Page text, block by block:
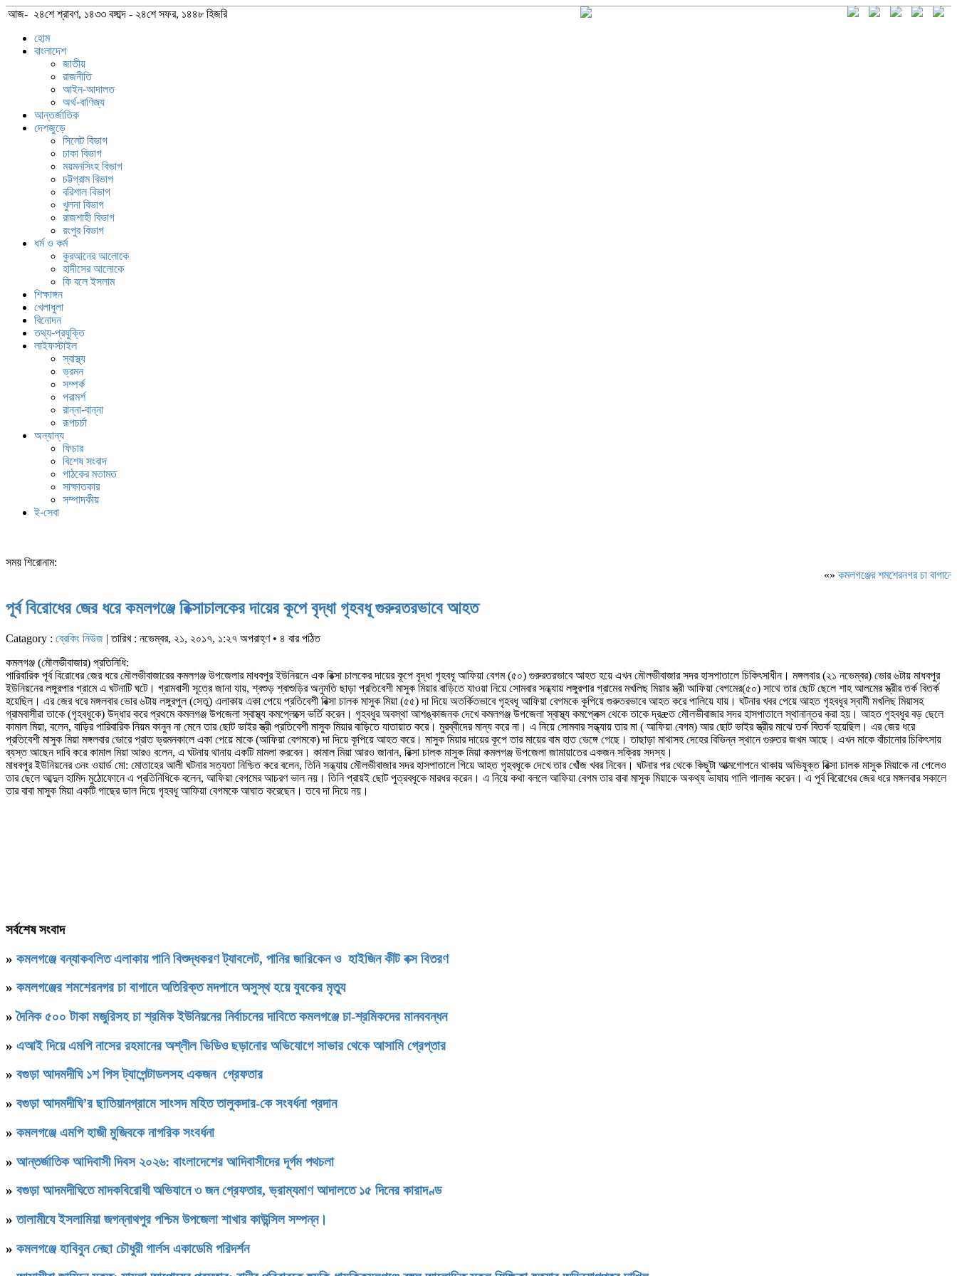
আজ- ২৪শে শ্রাবণ, ১৪৩৩ বঙ্গাব্দ - ২৪শে সফর, ১৪৪৮ হিজরি
হোম
বাংলাদেশ
জাতীয়
রাজনীতি
আইন-আদালত
অর্থ-বাণিজ্য
আন্তর্জাতিক
দেশজুড়ে
সিলেট বিভাগ
ঢাকা বিভাগ
ময়মনসিংহ বিভাগ
চট্টগ্রাম বিভাগ
বরিশাল বিভাগ
খুলনা বিভাগ
রাজশাহী বিভাগ
রংপুর বিভাগ
ধর্ম ও কর্ম
কুরআনের আলোকে
হাদীসের আলোকে
কি বলে ইসলাম
শিক্ষাঙ্গন
খেলাধুলা
বিনোদন
তথ্য-প্রযুক্তি
লাইফস্টাইল
স্বাস্থ্য
ভ্রমন
সম্পর্ক
পরামর্শ
রান্না-বান্না
রূপচর্চা
অন্যান্য
ফিচার
বিশেষ সংবাদ
পাঠকের মতামত
সাক্ষাতকার
সম্পাদকীয়
ই-সেবা
সময় শিরোনাম:
কমলগঞ্জের শমশেরনগর চা বাগানে
পূর্ব বিরোধের জের ধরে কমলগঞ্জে রিক্সাচালকের দায়ের কূপে বৃদ্ধা গৃহবধূ গুরুরতরভাবে আহত
Catagory : ব্রেকিং নিউজ | তারিখ : নভেম্বর, ২১, ২০১৭, ১:২৭ অপরাহ্ণ • ৪ বার পঠিত
কমলগঞ্জ (মৌলভীবাজার) প্রতিনিধি:
পারিবারিক পূর্ব বিরোধের জের ধরে মৌলভীবাজারের কমলগঞ্জ উপজেলার মাধবপুর ইউনিয়নে এক রিক্সা চালকের দায়ের কূপে বৃদ্ধা গৃহবধূ আফিয়া বেগম (৫০) গুরুরতরভাবে আহত হয়ে এখন মৌলভীবাজার সদর হাসপাতালে চিকিৎসাধীন। মঙ্গলবার (২১ নভেম্বর) ভোর ৬টায় মাধবপুর
ইউনিয়নের লঙ্গুরপার গ্রামে এ ঘটনাটি ঘটে। গ্রামবাসী সূত্রে জানা যায়, শ্বশুড় শ্বাশুড়ির অনুমতি ছাড়া প্রতিবেশী মাসুক মিয়ার বাড়িতে যাওয়া নিয়ে সোমবার সন্ধ্যায় লঙ্গুরপার গ্রামের মখলিছ মিয়ার স্ত্রী আফিয়া বেগমের(৫০) সাথে তার ছোট ছেলে শাহ আলমের স্ত্রীর তর্ক বিতর্ক
হয়েছিল। এর জের ধরে মঙ্গলবার ভোর ৬টায় লঙ্গুরপুল (সেতু) এলাকায় একা পেয়ে প্রতিবেশী রিক্সা চালক মাসুক মিয়া (৫৫) দা দিয়ে অতর্কিতভাবে গৃহবধূ আফিয়া বেগমকে কূপিয়ে গুরুতরভাবে আহত করে পালিয়ে যায়। ঘটনার খবর পেয়ে আহত গৃহবধূর স্বামী মখলিছ মিয়াসহ
গ্রামবাসীরা তাকে (গৃহবধূকে) উদ্ধার করে প্রথমে কমলগঞ্জ উপজেলা স্বাস্থ্য কমপ্লেক্সে ভর্তি করেন। গৃহবধূর অবস্থা আশঙ্কাজনক দেখে কমলগঞ্জ উপজেলা স্বাস্থ্য কমপ্লেক্স থেকে তাকে দ্রæত মৌলভীবাজার সদর হাসপাতালে স্থানান্তর করা হয়। আহত গৃহবধূর বড় ছেলে
কামাল মিয়া, বলেন, বাড়ির পারিবারিক নিয়ম কানুন না মেনে তার ছোট ভাইর স্ত্রী প্রতিবেশী মাসুক মিয়ার বাড়িতে যাতায়াত করে। মুরব্বীদের মান্য করে না। এ নিয়ে সোমবার সন্ধ্যায় তার মা ( আফিয়া বেগম) আর ছোট ভাইর স্ত্রীর মাঝে তর্ক বিতর্ক হয়েছিল। এর জের ধরে
প্রতিবেশী মাসুক মিয়া মঙ্গলবার ভোরে প্রাত ভ্রমনকালে একা পেয়ে মাকে (আফিয়া বেগমকে) দা দিয়ে কূপিয়ে আহত করে। মাসুক মিয়ার দায়ের কূপে তার মায়ের বাম হাত ভেঙ্গে গেছে। তাছাড়া মাথাসহ দেহের বিভিন্ন স্থানে গুরুতর জখম আছে। এখন মাকে বাঁচানোর চিকিৎসায়
ব্যস্ত আছেন দাবি করে কামাল মিয়া আরও বলেন, এ ঘটনায় থানায় একটি মামলা করবেন। কামাল মিয়া আরও জানান, রিক্সা চালক মাসুক মিয়া কমলগঞ্জ উপজেলা জামায়াতের একজন সক্রিয় সদস্য।
মাধবপুর ইউনিয়নের ৩নং ওয়ার্ড মো: মোতাহের আলী ঘটনার সত্যতা নিশ্চিত করে বলেন, তিনি সন্ধ্যায় মৌলভীবাজার সদর হাসপাতালে গিয়ে আহত গৃহবধূকে দেখে তার খোঁজ খবর নিবেন। ঘটনার পর থেকে কিছুটা আত্মগোপনে থাকায় অভিযুক্ত রিক্সা চালক মাসুক মিয়াকে না পেলেও
তার ছেলে আব্দুল হামিদ মুঠোফোনে এ প্রতিনিধিকে বলেন, আফিয়া বেগমের আচরণ ভাল নয়। তিনি প্রায়ই ছোট পুত্রবধূকে মারধর করেন। এ নিয়ে কথা বললে আফিয়া বেগম তার বাবা মাসুক মিয়াকে অকথ্য ভাষায় গালি গালাজ করেন। এ পূর্ব বিরোধের জের ধরে মঙ্গলবার সকালে
তার বাবা মাসুক মিয়া একটি গাছের ডাল দিয়ে গৃহবধূ আফিয়া বেগমকে আঘাত করেছেন। তবে দা দিয়ে নয়।
সর্বশেষ সংবাদ
» কমলগঞ্জে বন্যাকবলিত এলাকায় পানি বিশুদ্ধকরণ ট্যাবলেট, পানির জারিকেন ও হাইজিন কীট বক্স বিতরণ
» কমলগঞ্জের শমশেরনগর চা বাগানে অতিরিক্ত মদপানে অসুস্থ হয়ে যুবকের মৃত্যু
»দৈনিক ৫০০ টাকা মজুরিসহ চা শ্রমিক ইউনিয়নের নির্বাচনের দাবিতে কমলগঞ্জে চা-শ্রমিকদের মানববন্ধন
» এআই দিয়ে এমপি নাসের রহমানের অশ্লীল ভিডিও ছড়ানোর অভিযোগে সাভার থেকে আসামি গ্রেপ্তার
» বগুড়া আদমদীঘি ১শ পিস ট্যাপেন্টাডলসহ একজন গ্রেফতার
» বগুড়া আদমদীঘি’র ছাতিয়ানগ্রামে সাংসদ মহিত তালুকদার-কে সংবর্ধনা প্রদান
» কমলগঞ্জে এমপি হাজী মুজিবকে নাগরিক সংবর্ধনা
» আন্তর্জাতিক আদিবাসী দিবস ২০২৬: বাংলাদেশের আদিবাসীদের দূর্গম পথচলা
» বগুড়া আদমদীঘিতে মাদকবিরোধী অভিযানে ৩ জন গ্রেফতার, ভ্রাম্যমাণ আদালতে ১৫ দিনের কারাদণ্ড
»‎তালামীযে ইসলামিয়া জগন্নাথপুর পশ্চিম উপজেলা শাখার কাউন্সিল সম্পন্ন।
» কমলগঞ্জে হাবিবুন নেছা চৌধুরী গার্লস একাডেমি পরিদর্শন